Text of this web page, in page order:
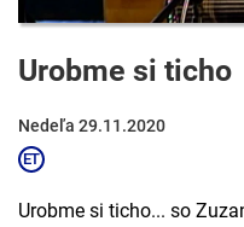
Urobme si ticho
Nedeľa 29.11.2020
Urobme si ticho... so